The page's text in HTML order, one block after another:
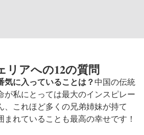
リアへの12の質問
気に入っていることは？中国の伝統
が私にとっては最大のインスピレー
、これほど多くの兄弟姉妹が持て
れていることも最高の幸せです！